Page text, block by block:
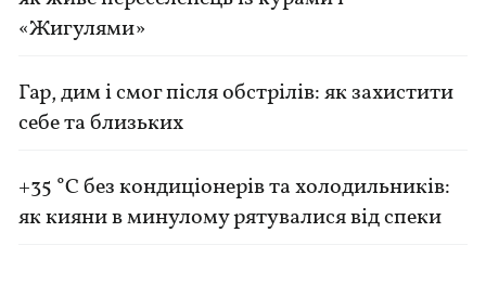
«Жигулями»
Гар, дим і смог після обстрілів: як захистити
себе та близьких
+35 °C без кондиціонерів та холодильників:
як кияни в минулому рятувалися від спеки